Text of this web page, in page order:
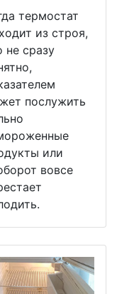
термостат
из строя,
не сразу
послужить
или
вовсе